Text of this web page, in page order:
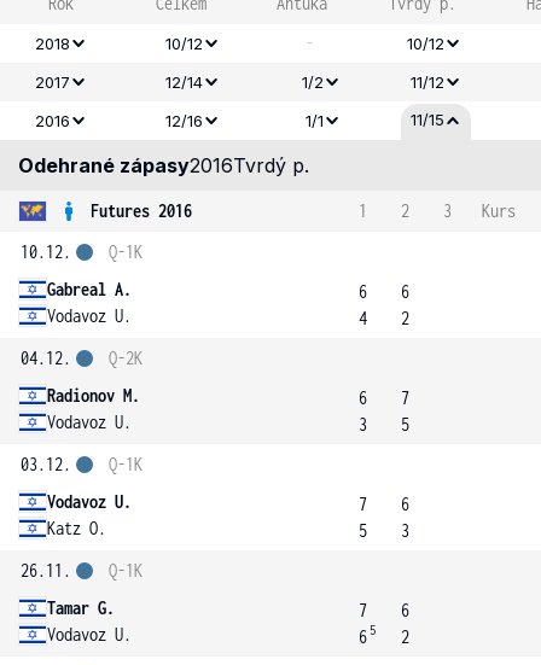
2018 10/12 -
10/12
2017
12/14 1/2
11/12
2016
12/16 1/1 11/15
Odehrané zápasy2016Tvrdý p.
Futures 2016 1 2 3
Kurs
10.12.
Gabreal A.
Vodavoz U.
Q-1K
6
4
6
2
04.12.
Radionov M.
Vodavoz U.
Q-2K
6
3
7
5
03.12.
Vodavoz U.
Katz O.
Q-1K
7
5
6
3
26.11.
Tamar G.
Vodavoz U.
Q-1K
7
6 5
6
2